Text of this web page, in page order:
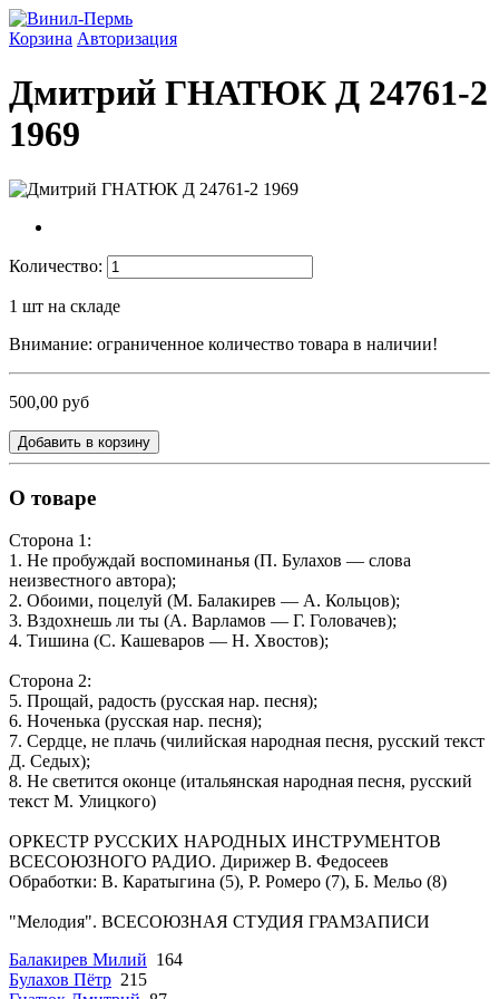
Корзина Авторизация
Дмитрий ГНАТЮК Д 24761-2
1969
Количество:
1 шт на складе
Внимание: ограниченное количество товара в наличии!
500,00 руб
Добавить в корзину
О товаре
Сторона 1:
1. Не пробуждай воспоминанья (П. Булахов — слова
неизвестного автора);
2. Обоими, поце­луй (М. Балакирев — А. Кольцов);
3. Вздох­нешь ли ты (А. Варламов — Г. Голова­чев);
4. Тишина (С. Кашеваров — Н. Хво­стов);
Сторона 2:
5. Прощай, радость (русская нар. песня);
6. Ноченька (русская нар. песня);
7. Серд­це, не плачь (чилийская народная песня, рус­ский текст
Д. Седых);
8. Не светится окон­це (итальянская народная песня, русский
текст М. Улицкого)
ОРКЕСТР РУССКИХ НАРОДНЫХ ИНСТРУМЕНТОВ
ВСЕСОЮЗНОГО РАДИО. Дирижер В. Федосеев
Обработки: В. Каратыгина (5), Р. Ромеро (7), Б. Мельо (8)
"Мелодия". ВСЕСОЮЗНАЯ СТУДИЯ ГРАМЗАПИСИ
Балакирев Милий 164
Булахов Пётр 215